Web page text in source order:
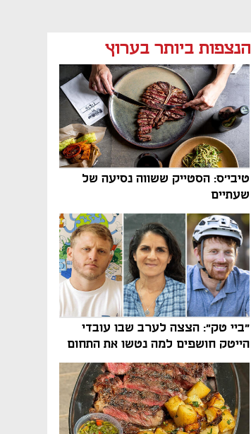
הנצפות ביותר בערוץ
טיבי'ס: הסטייק ששווה נסיעה של
שעתיים
"ביי טק": הצצה לערב שבו עובדי
הייטק חושפים למה נטשו את התחום